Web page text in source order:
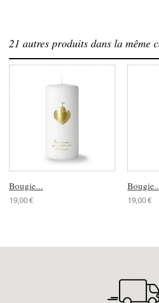
21 autres produits dans la même
Bougie...
19,00 € 19,00 €